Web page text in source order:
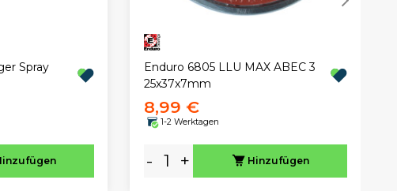
Spray
Enduro 6805 LLU MAX ABEC 3
25x37x7mm
8,99 €
1-2 Werktagen
- + Hinzufügen